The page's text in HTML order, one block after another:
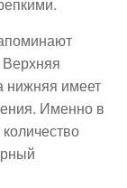
нижняя имеет
Именно в